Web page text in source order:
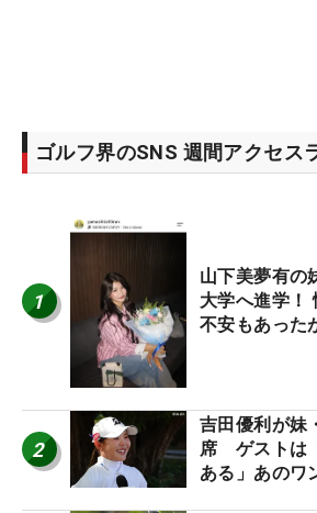
ゴルフ界のSNS 週間アクセス
1
山下美夢有の
大学へ進学！
不安もあった
2
吉田優利が妹
席 ゲストは
ある」あのワ